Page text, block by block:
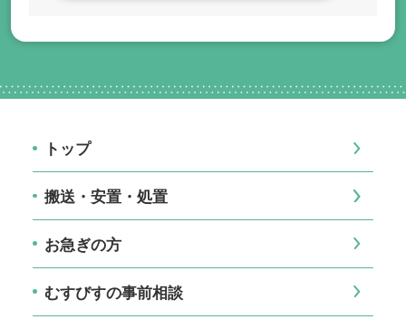
トップ
搬送・安置・処置
お急ぎの方
むすびすの事前相談